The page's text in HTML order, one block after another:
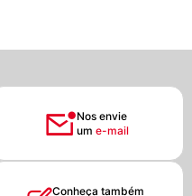
Nos envie
um e-mail
Conheça também